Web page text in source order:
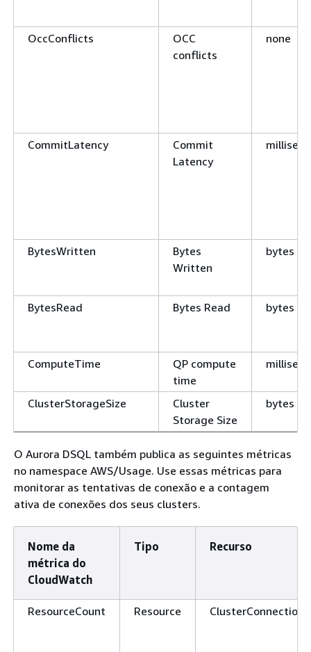
OccConflicts
OCC
conflicts
none
CommitLatency
Commit
Latency
BytesWritten
Bytes
Written
bytes
BytesRead Bytes Read bytes
ComputeTime
QP compute
time
ClusterStorageSize
Cluster
Storage Size
bytes
O Aurora DSQL também publica as seguintes métricas
no namespace AWS/Usage. Use essas métricas para
monitorar as tentativas de conexão e a contagem
ativa de conexões dos seus clusters.
Nome da
métrica do
CloudWatch
Tipo Recurso
ResourceCount Resource